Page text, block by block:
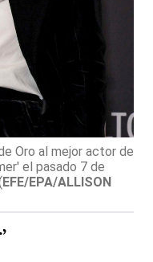
Oro al mejor actor de
el pasado 7 de
EFE/EPA/ALLISON